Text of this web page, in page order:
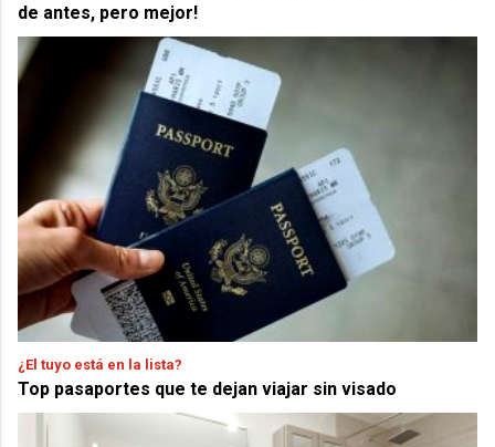
de antes, pero mejor!
¿El tuyo está en la lista?
Top pasaportes que te dejan viajar sin visado